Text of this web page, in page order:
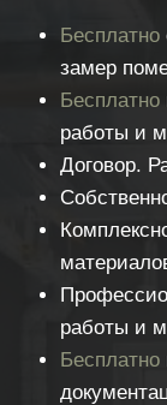
Бесплатно
замер
Бесплатно
работы и
Договор.
работы и
Бесплатно